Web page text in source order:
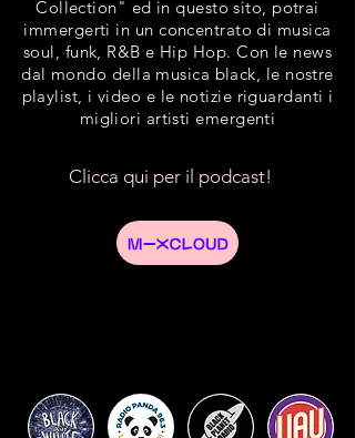
Collection" ed in questo sito, potrai
immergerti in un concentrato di musica
soul, funk, R&B e Hip Hop. Con le news
dal mondo della musica black, le nostre
playlist, i video e le notizie riguardanti i
migliori artisti emergenti
Clicca qui per il podcast!